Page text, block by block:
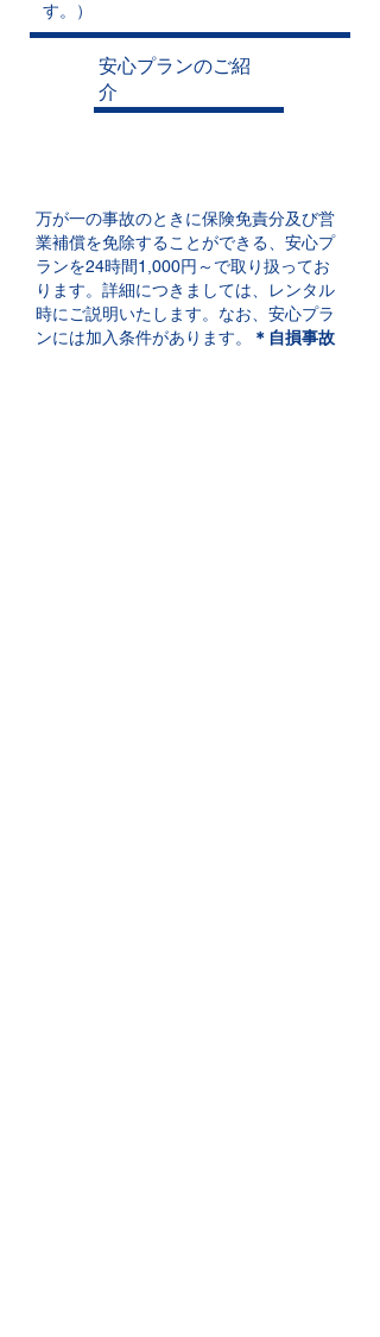
す。）
安心プランのご紹
介
万が一の事故のときに保険免責分及び営
業補償を免除することができる、安心プ
ランを24時間1,000円～で取り扱ってお
ります。詳細につきましては、レンタル
時にご説明いたします。なお、安心プラ
ンには加入条件があります。
＊自損事故